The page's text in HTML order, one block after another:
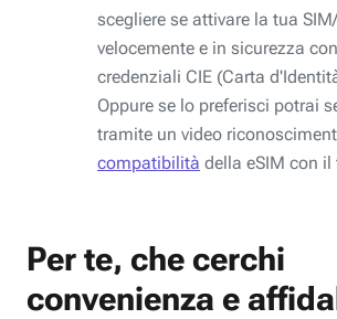
scegliere se attivare la tua
velocemente e in sicurezza
credenziali CIE (Carta
Oppure se lo preferisci potrai
tramite un video
compatibilità della eSIM con
Per te, che cerchi
convenienza e